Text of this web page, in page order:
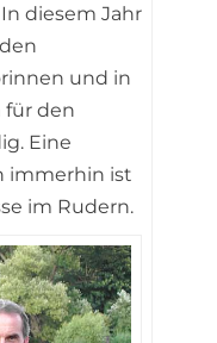
diesem Jahr
und in
für den
Eine
immerhin ist
im Rudern.